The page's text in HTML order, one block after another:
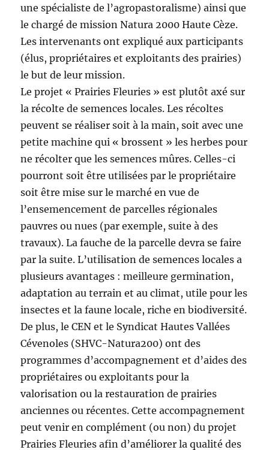
une spécialiste de l’agropastoralisme) ainsi que
le chargé de mission Natura 2000 Haute Cèze.
Les intervenants ont expliqué aux participants
(élus, propriétaires et exploitants des prairies)
le but de leur mission.
Le projet « Prairies Fleuries » est plutôt axé sur
la récolte de semences locales. Les récoltes
peuvent se réaliser soit à la main, soit avec une
petite machine qui « brossent » les herbes pour
ne récolter que les semences mûres. Celles-ci
pourront soit être utilisées par le propriétaire
soit être mise sur le marché en vue de
l’ensemencement de parcelles régionales
pauvres ou nues (par exemple, suite à des
travaux). La fauche de la parcelle devra se faire
par la suite. L’utilisation de semences locales a
plusieurs avantages : meilleure germination,
adaptation au terrain et au climat, utile pour les
insectes et la faune locale, riche en biodiversité.
De plus, le CEN et le Syndicat Hautes Vallées
Cévenoles (SHVC-Natura200) ont des
programmes d’accompagnement et d’aides des
propriétaires ou exploitants pour la
valorisation ou la restauration de prairies
anciennes ou récentes. Cette accompagnement
peut venir en complément (ou non) du projet
Prairies Fleuries afin d’améliorer la qualité des